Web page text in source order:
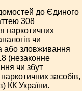
до Єдиного
308
наркотичних
чи
або зловживання
(незаконне
чи збут
засобів,
КК України.